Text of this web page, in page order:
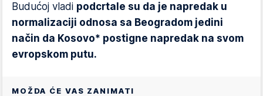
Budućoj vladi podcrtale su da je napredak u
normalizaciji odnosa sa Beogradom jedini
način da Kosovo* postigne napredak na svom
evropskom putu.
MOŽDA ĆE VAS ZANIMATI